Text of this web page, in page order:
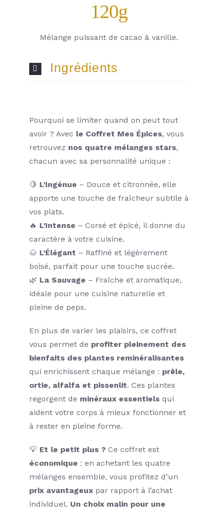
120g
Mélange puissant de cacao & vanille.
Ingrédients
Pourquoi se limiter quand on peut tout
avoir ? Avec le Coffret Mes Épices, vous
retrouvez nos quatre mélanges stars,
chacun avec sa personnalité unique :
🍋 L’Ingénue – Douce et citronnée, elle
apporte une touche de fraîcheur subtile à
vos plats.
🔥 L’Intense – Corsé et épicé, il donne du
caractère à votre cuisine.
🌰 L’Élégant – Raffiné et légèrement
boisé, parfait pour une touche sucrée.
🌿 La Sauvage – Fraîche et aromatique,
idéale pour une cuisine naturelle et
pleine de peps.
En plus de varier les plaisirs, ce coffret
vous permet de profiter pleinement des
bienfaits des plantes reminéralisantes
qui enrichissent chaque mélange : prêle,
ortie, alfalfa et pissenlit. Ces plantes
regorgent de minéraux essentielsqui
aident votre corps à mieux fonctionner et
à rester en pleine forme.
💡 Et le petit plus ?Ce coffret est
économique : en achetant les quatre
mélanges ensemble, vous profitez d’un
prix avantageuxpar rapport à l’achat
individuel. Un choix malin pour une